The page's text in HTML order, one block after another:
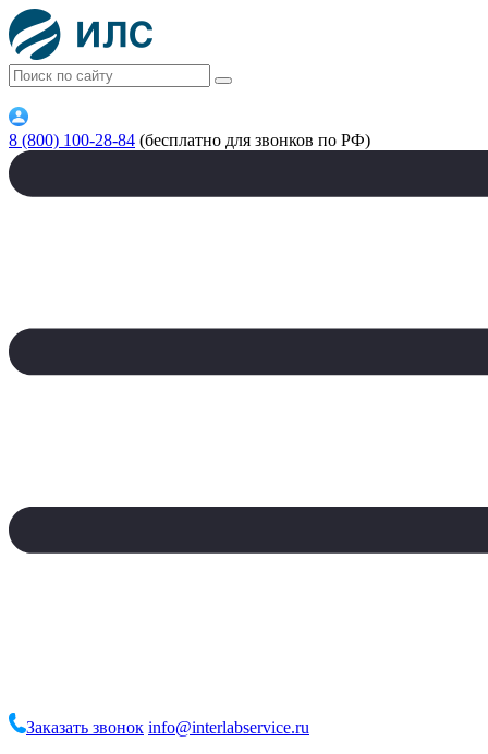
8 (800) 100-28-84 (бесплатно для звонков по РФ)
Заказать звонок info@interlabservice.ru